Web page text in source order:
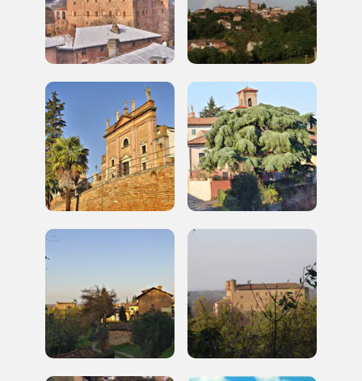
I Luoghi del Cuore
2010, 2016, 2018, 2020, 2022
Registrati alla newsletter
Accedi alle informazioni per te più interessanti,
REGISTRATI